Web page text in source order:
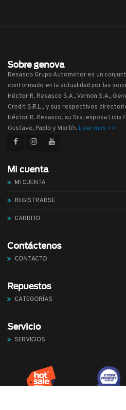
Sobre genova
Resasco Grupo Automotor es un
conformado en la actualidad por las
Héctor R. Resasco S.A., Vernon S.A.,
Credit S.R.L., y sus respectivos
Héctor R. Resasco, su Sra. esposa Lidia
Gustavo, Pablo y Martín. Leer mas >>
Mi cuenta
MI CUENTA
REGISTRARSE
CARRITO
Contáctenos
CONTACTO
Repuestos
CATEGORÍAS
Servicio
SERVICIOS